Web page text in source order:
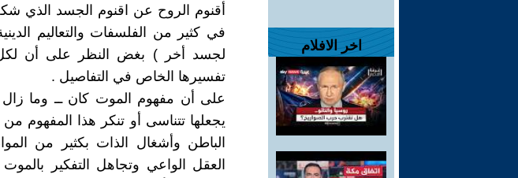
اخر الافلام
أقنوم الروح عن اقنوم الجسد الذي
في كثير من الفلسفات والتعاليم
لجسد أخر ) بغض النظر على أن لكل
تفسيرها الخاص في التفاصيل .
على أن مفهوم الموت كان ــ وما زال
يجعلها تتناسى أو تنكر هذا المفهوم
الباطن وأشغال الذات بكثير من
العقل الواعي وتجاهل التفكير